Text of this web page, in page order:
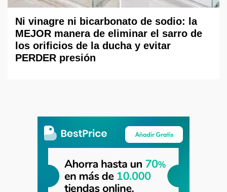
Ni vinagre ni bicarbonato de sodio: la
MEJOR manera de eliminar el sarro de
los orificios de la ducha y evitar
PERDER presión